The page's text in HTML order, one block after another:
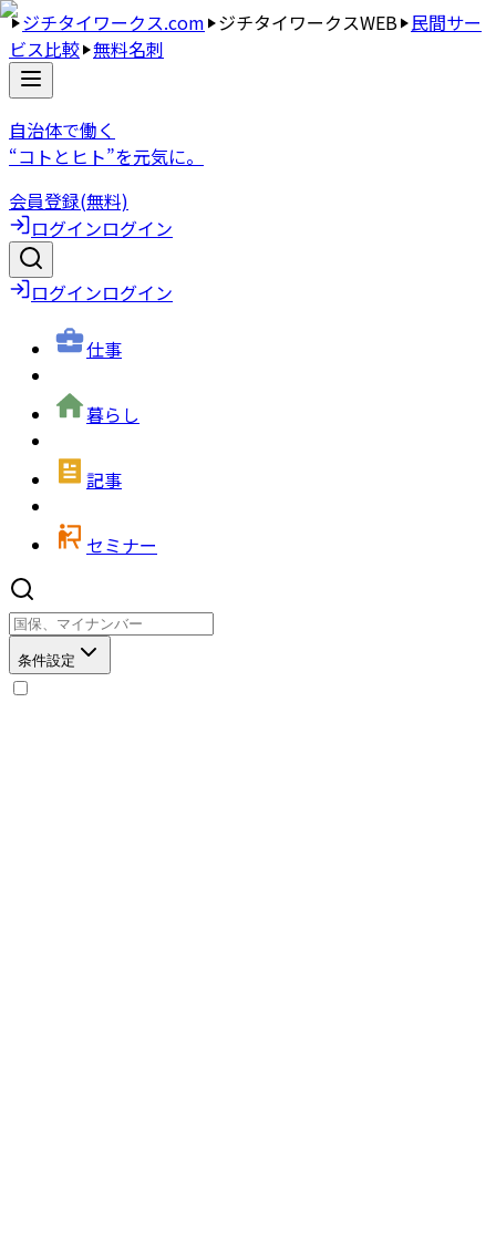
ジチタイワークス.com ジチタイワークスWEB 民間サー
ビス比較 無料名刺
自治体で働く
“コトとヒト”を元気に。
会員登録(無料)
ログインログイン
ログインログイン
仕事
暮らし
記事
セミナー
条件設定